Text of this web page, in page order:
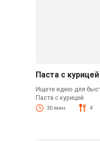
Паста с
Ищете идею для
Паста с курицей
30 мин. 4